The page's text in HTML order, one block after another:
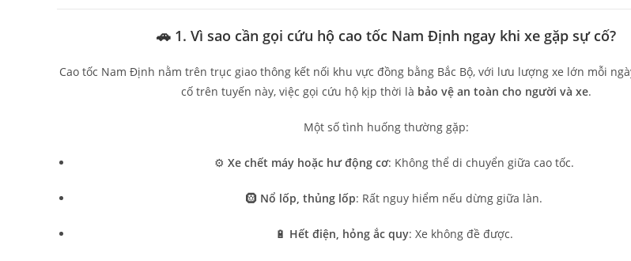
🚗 1. Vì sao cần gọi cứu hộ cao tốc Nam Định ngay khi xe gặp sự cố?
Cao tốc Nam Định nằm trên trục giao thông kết nối khu vực đồng bằng Bắc Bộ, với lưu lượng xe lớn mỗi
cố trên tuyến này, việc gọi cứu hộ kịp thời là bảo vệ an toàn cho người và xe.
Một số tình huống thường gặp:
⚙️ Xe chết máy hoặc hư động cơ: Không thể di chuyển giữa cao tốc.
🛞 Nổ lốp, thủng lốp: Rất nguy hiểm nếu dừng giữa làn.
🔋 Hết điện, hỏng ắc quy: Xe không đề được.